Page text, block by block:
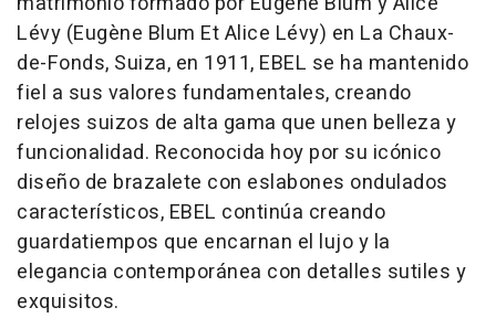
Lévy (Eugène Blum Et Alice Lévy) en La Chaux-
de-Fonds, Suiza, en 1911, EBEL se ha mantenido
fiel a sus valores fundamentales, creando
relojes suizos de alta gama que unen belleza y
funcionalidad. Reconocida hoy por su icónico
diseño de brazalete con eslabones ondulados
característicos, EBEL continúa creando
guardatiempos que encarnan el lujo y la
elegancia contemporánea con detalles sutiles y
exquisitos.